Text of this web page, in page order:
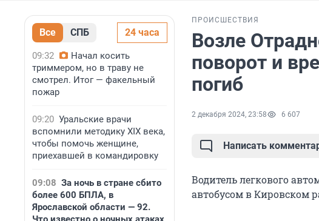
Все СПБ 24 часа
09:32
Начал косить
триммером, но в траву не
смотрел. Итог — факельный
пожар
09:20 Уральские врачи
вспомнили методику XIX века,
чтобы помочь женщине,
приехавшей в командировку
09:08 За ночь в стране сбито
более 600 БПЛА, в
Ярославской области — 92.
ПРОИСШЕСТВИЯ
Возле
поворот и
погиб
2 декабря 2024, 23:58 6 607
Написать
Водитель легкового
автобусом в Кировском